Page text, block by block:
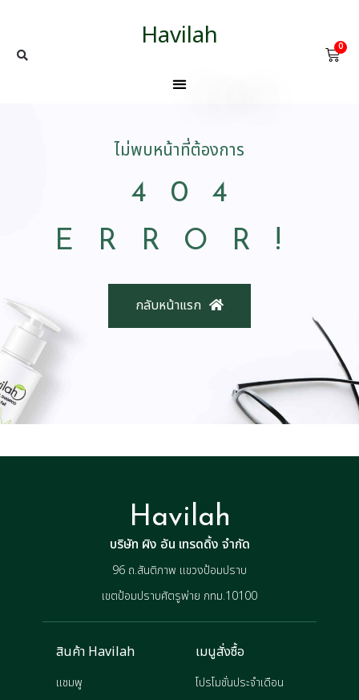
Havilah 0
ไม่พบหน้าที่ต้องการ
404
ERROR!
กลับหน้าแรก
Havilah
บริษัท ผิง อัน เทรดดิ้ง จำกัด
96 ถ.สันติภาพ แขวงป้อมปราบ
เขตป้อมปราบศัตรูพ่าย กทม.10100
สินค้า Havilah
แชมพู
เมนูสั่งซื้อ
โปรโมชั่นประจำเดือน